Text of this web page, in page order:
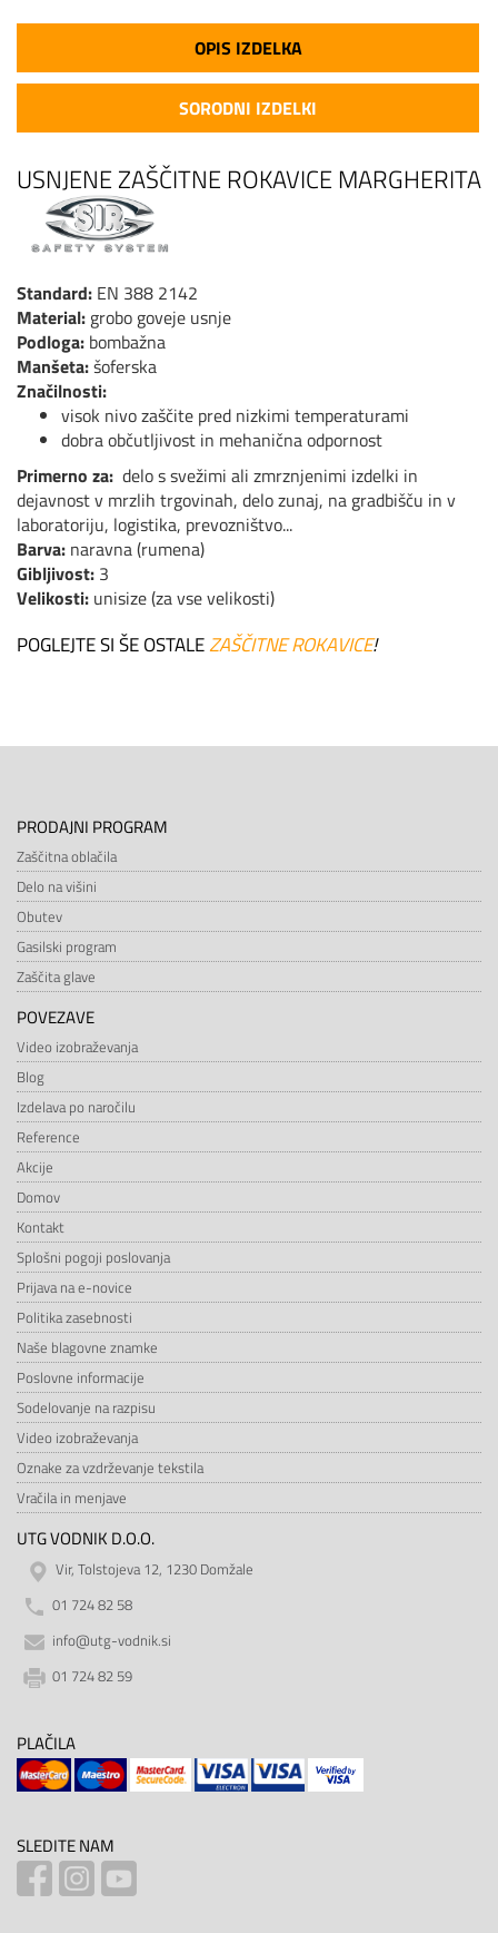
OPIS IZDELKA
SORODNI IZDELKI
USNJENE ZAŠČITNE ROKAVICE MARGHERITA
Standard: EN 388 2142
Material: grobo goveje usnje
Podloga: bombažna
Manšeta:šoferska
Značilnosti:
visok nivo zaščite pred nizkimi temperaturami
dobra občutljivost in mehanična odpornost
Primerno za: delo s svežimi ali zmrznjenimi izdelki in
dejavnost v mrzlih trgovinah, delo zunaj, na gradbišču in v
laboratoriju, logistika, prevozništvo...
Barva: naravna (rumena)
Gibljivost: 3
Velikosti: unisize (za vse velikosti)
POGLEJTE SI ŠE OSTALEZAŠČITNE ROKAVICE!
PRODAJNI PROGRAM
Zaščitna oblačila
Delo na višini
Obutev
Gasilski program
Zaščita glave
POVEZAVE
Video izobraževanja
Blog
Izdelava po naročilu
Reference
Akcije
Domov
Kontakt
Splošni pogoji poslovanja
Prijava na e-novice
Politika zasebnosti
Naše blagovne znamke
Poslovne informacije
Sodelovanje na razpisu
Video izobraževanja
Oznake za vzdrževanje tekstila
Vračila in menjave
UTG VODNIK D.O.O.
Vir, Tolstojeva 12, 1230 Domžale
01 724 82 58
info@utg-vodnik.si
01 724 82 59
PLAČILA
SLEDITE NAM